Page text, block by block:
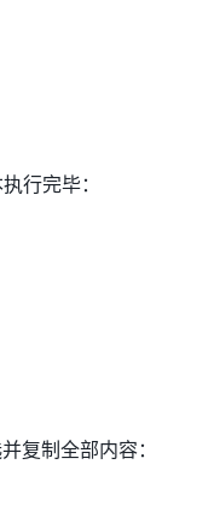
行完毕：
复制全部内容：